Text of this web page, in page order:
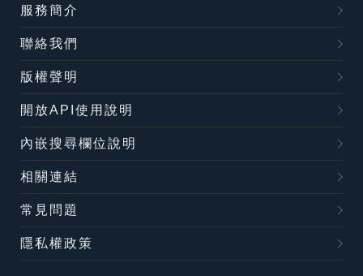
服務簡介
聯絡我們
版權聲明
開放API使用說明
內嵌搜尋欄位說明
相關連結
常見問題
隱私權政策